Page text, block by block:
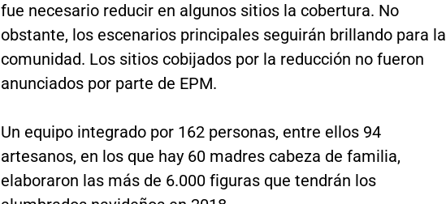
fue necesario reducir en algunos sitios la cobertura. No
obstante, los escenarios principales seguirán brillando para la
comunidad. Los sitios cobijados por la reducción no fueron
anunciados por parte de EPM.
Un equipo integrado por 162 personas, entre ellos 94
artesanos, en los que hay 60 madres cabeza de familia,
elaboraron las más de 6.000 figuras que tendrán los